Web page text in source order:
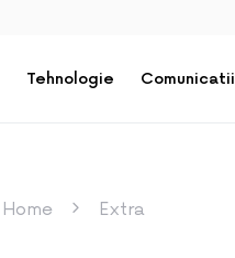
Tehnologie Comunicatii
Home Extra